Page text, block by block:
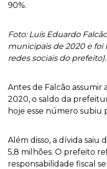
90%.
Foto: Luís Eduardo
municipais de 2020 e foi
redes sociais do prefeito).
Antes de Falcão assumir
2020, o saldo da
hoje esse número subiu
Além disso, a dívida saiu
5,8 milhões. O prefeito
responsabilidade fiscal